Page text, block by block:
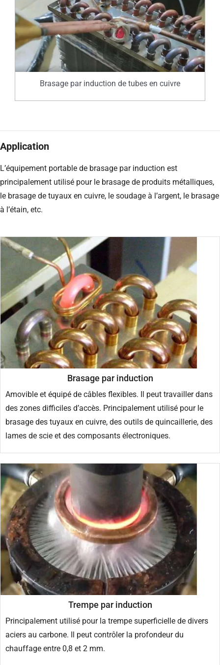
Brasage par induction de tubes en cuivre
Application
L’équipement portable de brasage par induction est
principalement utilisé pour le brasage de produits métalliques,
le brasage de tuyaux en cuivre, le soudage à l’argent, le brasage
à l’étain, etc.
Brasage par induction
Amovible et équipé de câbles flexibles. Il peut travailler dans
des zones difficiles d’accès. Principalement utilisé pour le
brasage des tuyaux en cuivre, des outils de quincaillerie, des
lames de scie et des composants électroniques.
Trempe par induction
Principalement utilisé pour la trempe superficielle de divers
aciers au carbone. Il peut contrôler la profondeur du
chauffage entre 0,8 et 2 mm.